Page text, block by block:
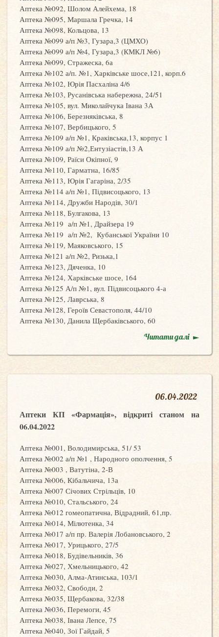
Аптека №092, Шолом Алейхема, 18
Аптека №095, Маршала Гречка, 14
Аптека №098, Кольцова, 13
Аптека №099 а/п №3, Гузара,3 (ЦМХО)
Аптека №099 а/п №4, Гузара,3 (КМКЛ №6)
Аптека №099, Стражеска, 6а
Аптека №102 а/п. №1, Харківське шосе,121, корп.6
Аптека №102, Юрія Пасхаліна 4/6
Аптека №103, Русанівська набережна, 24/51
Аптека №105, вул. Миколайчука Івана 3А
Аптека №106, Березняківська, 8
Аптека №107, Вербицького, 5
Аптека №109 а/п №1, Краківська,13, корпус 1
Аптека №109 а/п №2,Ентузіастів,13 А
Аптека №109, Раїси Окіпної, 9
Аптека №110, Гарматна, 16/85
Аптека №113, Юрія Гагаріна, 2/35
Аптека №114 а/п №1, Підвисоцького, 13
Аптека №114, Дружби Народів, 30/1
Аптека №118, Булгакова, 13
Аптека №119 а/п №1, Драйзера 19
Аптека №119 а/п №2, Кубанської України 10
Аптека №119, Маяковського, 15
Аптека №121 а/п №2, Ризька,1
Аптека №123, Дяченка, 10
Аптека №124, Харківське шосе, 164
Аптека №125 А/п №1, вул. Підвисоцького 4-а
Аптека №125, Лаврська, 8
Аптека №128, Героїв Севастополя, 44/10
Аптека №130, Данила Щербаківського, 60
Читати далі
06.04.2022
Аптеки КП «Фармація», відкриті станом на
06.04.2022
Аптека №001, Володимирська, 51/ 53
Аптека №002 а/п №1 , Народного ополчення, 5
Аптека №003 , Ватутіна, 2-В
Аптека №006, Кібальчича, 13а
Аптека №007 Січових Стрільців, 10
Аптека №010, Стальського, 24
Аптека №012 гомеопатична, Відрадний, 61,пр.
Аптека №014, Мілютенка, 34
Аптека №017 а/п пр. Валерія Лобановського, 2
Аптека №017, Урицького, 27/5
Аптека №018, Будівельників, 36
Аптека №027, Хмельницького, 42
Аптека №030, Алма-Атинська, 103/1
Аптека №032, Свободи, 2
Аптека №035, Щербакова, 32/38
Аптека №036, Перемоги, 45
Аптека №038, Івана Лепсе, 75
Аптека №040, Зої Гайдай, 5